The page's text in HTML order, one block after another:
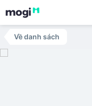
Về danh sách